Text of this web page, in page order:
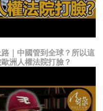
｜中國管到全球？所以這
洲人權法院打臉？